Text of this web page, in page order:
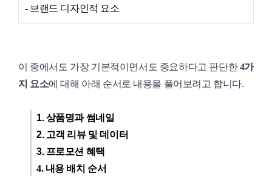
- 브랜드 디자인적 요소
이 중에서도 가장 기본적이면서도 중요하다고 판단한4가
지 요소에 대해 아래 순서로 내용을 풀어보려고 합니다.
1. 상품명과 썸네일
2. 고객 리뷰 및 데이터
3. 프로모션 혜택
4. 내용 배치 순서